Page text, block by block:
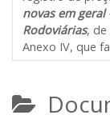
novas em geral
Rodoviárias, de
Anexo IV, que